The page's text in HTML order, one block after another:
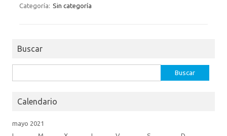
e
se it
Categoría: Sin categoría
Buscar
Calendario
mayo 2021